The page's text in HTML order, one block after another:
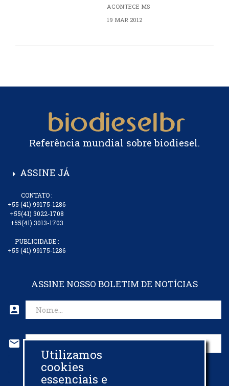
ACONTECE MS
19 MAR 2012
Referência mundial sobre biodiesel.
arrow_right ASSINE JÁ
CONTATO :
+55 (41) 99175-1286
+55(41) 3022-1708
+55(41) 3013-1703
PUBLICIDADE :
+55 (41) 99175-1286
ASSINE NOSSO BOLETIM DE NOTÍCIAS
account_box
mail
CADASTRAR EMAIL
Utilizamos
cookies
essenciais e